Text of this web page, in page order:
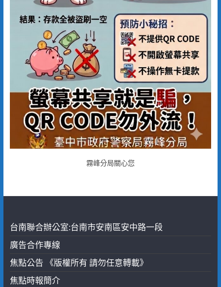
霧峰分局關心您
台南聯合辦公室:台南市安南區安中路一段
廣告合作專線
焦點公告 《版權所有 請勿任意轉載》
焦點時報簡介